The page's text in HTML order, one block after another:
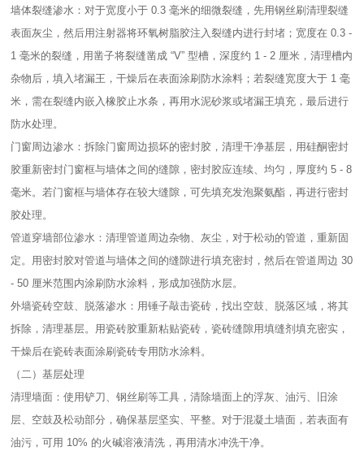
墙体裂缝渗水：对于宽度小于 0.3 毫米的细微裂缝，先用钢丝刷清理裂缝
表面灰尘，然后用注射器将环氧树脂胶注入裂缝内进行封堵；宽度在 0.3 -
1 毫米的裂缝，用凿子将裂缝凿成 “V” 型槽，深度约 1 - 2 厘米，清理槽内
杂物后，填入堵漏王，干燥后在表面涂刷防水涂料；若裂缝宽度大于 1 毫
米，需在裂缝内嵌入橡胶止水条，再用水泥砂浆或堵漏王填充，最后进行
防水处理。​
门窗周边渗水：拆除门窗周边损坏的密封胶，清理干净基层，用硅酮密封
胶重新密封门窗框与墙体之间的缝隙，密封胶应连续、均匀，厚度约 5 - 8
毫米。若门窗框与墙体存在较大缝隙，可先填充发泡聚氨酯，再进行密封
胶处理。​
管道穿墙部位渗水：清理管道周边杂物、灰尘，对于松动的管道，重新固
定。用密封胶对管道与墙体之间的缝隙进行填充密封，然后在管道周边 30
- 50 厘米范围内涂刷防水涂料，形成加强防水层。​
外墙瓷砖空鼓、脱落渗水：用锤子敲击瓷砖，找出空鼓、脱落区域，将其
拆除，清理基层。用瓷砖胶重新粘贴瓷砖，瓷砖缝隙用填缝剂填充密实，
干燥后在瓷砖表面涂刷瓷砖专用防水涂料。​
（二）基层处理​
清理墙面：使用铲刀、钢丝刷等工具，清除墙面上的浮灰、油污、旧涂
层、空鼓及松动部分，确保基层坚实、平整。对于混凝土墙面，若表面有
油污，可用 10% 的火碱溶液清洗，再用清水冲洗干净。​